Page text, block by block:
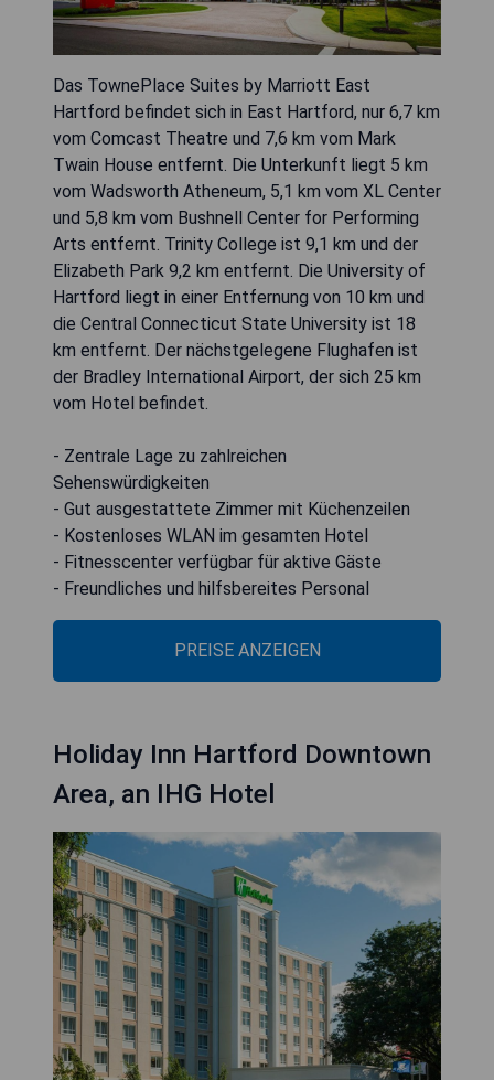
Das TownePlace Suites by Marriott East
Hartford befindet sich in East Hartford, nur 6,7 km
vom Comcast Theatre und 7,6 km vom Mark
Twain House entfernt. Die Unterkunft liegt 5 km
vom Wadsworth Atheneum, 5,1 km vom XL Center
und 5,8 km vom Bushnell Center for Performing
Arts entfernt. Trinity College ist 9,1 km und der
Elizabeth Park 9,2 km entfernt. Die University of
Hartford liegt in einer Entfernung von 10 km und
die Central Connecticut State University ist 18
km entfernt. Der nächstgelegene Flughafen ist
der Bradley International Airport, der sich 25 km
vom Hotel befindet.
- Zentrale Lage zu zahlreichen
Sehenswürdigkeiten
- Gut ausgestattete Zimmer mit Küchenzeilen
- Kostenloses WLAN im gesamten Hotel
- Fitnesscenter verfügbar für aktive Gäste
- Freundliches und hilfsbereites Personal
PREISE ANZEIGEN
Holiday Inn Hartford Downtown
Area, an IHG Hotel